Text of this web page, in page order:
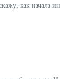
как начала